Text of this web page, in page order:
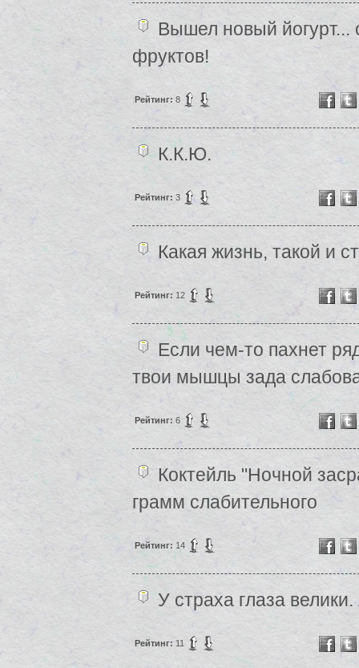
Вышел новый
фруктов!
Рейтинг: 8
К.К.Ю.
Рейтинг: 3
Какая жизнь, такой и
Рейтинг: 12
Если чем-то пахнет
твои мышцы зада
Рейтинг: 6
Коктейль "Ночной
грамм слабительного
Рейтинг: 14
У страха глаза
Рейтинг: 11